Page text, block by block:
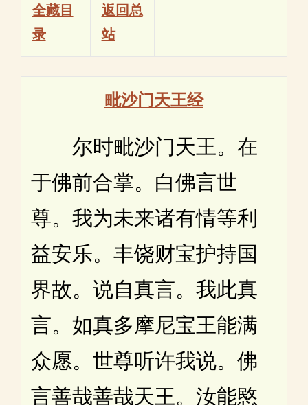
全藏目
录
返回总
站
毗沙门天王经
尔时毗沙门天王。在
于佛前合掌。白佛言世
尊。我为未来诸有情等利
益安乐。丰饶财宝护持国
界故。说自真言。我此真
言。如真多摩尼宝王能满
众愿。世尊听许我说。佛
言善哉善哉天王。汝能愍